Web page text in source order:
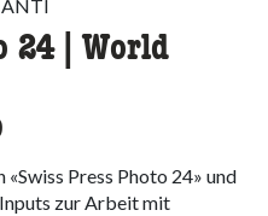
24 | World
Press Photo 24» und
zur Arbeit mit